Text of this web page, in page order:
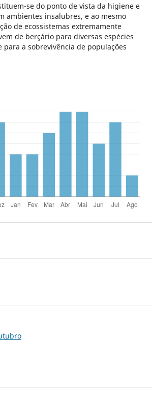
se do ponto de vista da higiene e
ambientes insalubres, e ao mesmo
de ecossistemas extremamente
de berçário para diversas espécies
a sobrevivência de populações